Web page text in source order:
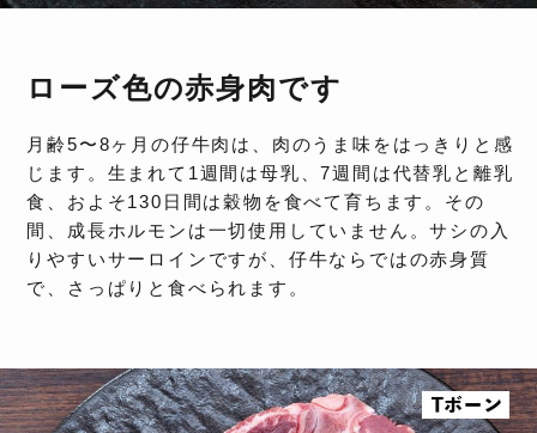
ローズ色の赤身肉です
月齢5〜8ヶ月の仔牛肉は、肉のうま味をはっきりと感
じます。生まれて1週間は母乳、7週間は代替乳と離乳
食、およそ130日間は穀物を食べて育ちます。その
間、成長ホルモンは一切使用していません。サシの入
りやすいサーロインですが、仔牛ならではの赤身質
で、さっぱりと食べられます。